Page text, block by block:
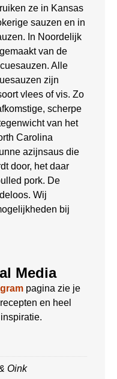
ze in Kansas
sauzen en in
In Noordelijk
van de
Alle
zijn
vlees of vis. Zo
scherpe
van het
Carolina
azijnsaus die
door, het daar
pork. De
Wij
bij
Media
pagina zie je
en heel
Oink